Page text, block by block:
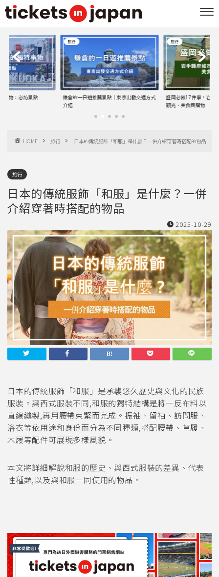
事物：必訪景點
旅行
鎌倉的一日遊推薦景點｜東京出發交通方式
介紹
旅行
盛岡必做17件事！岩手
觀光、美食與購物
HOME 旅行 日本的傳統服飾「和服」是什麼？一併介紹穿著時搭配的物品
旅行
日本的傳統服飾「和服」是什麼？一併
介紹穿著時搭配的物品
2025-10-29
日本的傳統服飾「和服」是承襲悠久歷史與文化的民族
服裝。與西式服裝不同,和服的獨特結構是將一反布料以
直線縫製,再用腰帶束緊而完成。振袖、留袖、訪問服、
浴衣等依用途和身份而分為不同種類,搭配腰帶、草履、
木屐等配件可展現多樣風貌。
本文將詳細解說和服的歷史、與西式服裝的差異、代表
性種類,以及與和服一同使用的物品。